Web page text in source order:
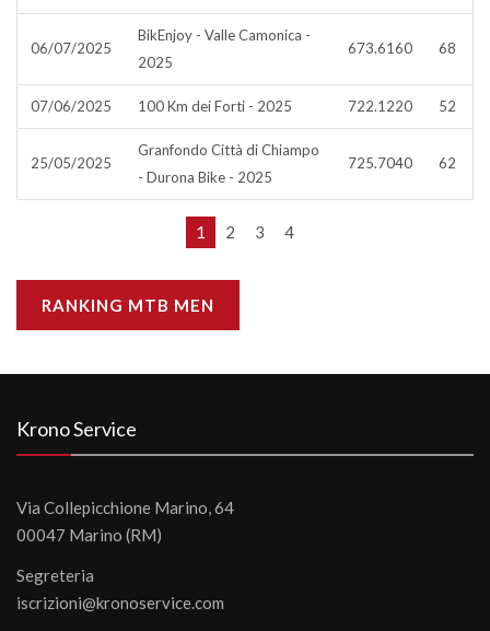
06/07/2025
BikEnjoy - Valle Camonica -
2025
673.6160 68
07/06/2025 100 Km dei Forti - 2025 722.1220 52
25/05/2025
Granfondo Città di Chiampo
- Durona Bike - 2025
725.7040 62
1 2 3 4
RANKING MTB MEN
Krono Service
Via Collepicchione Marino, 64
00047 Marino (RM)
Segreteria
iscrizioni@kronoservice.com